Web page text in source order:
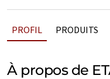
PROFIL PRODUITS
À propos de